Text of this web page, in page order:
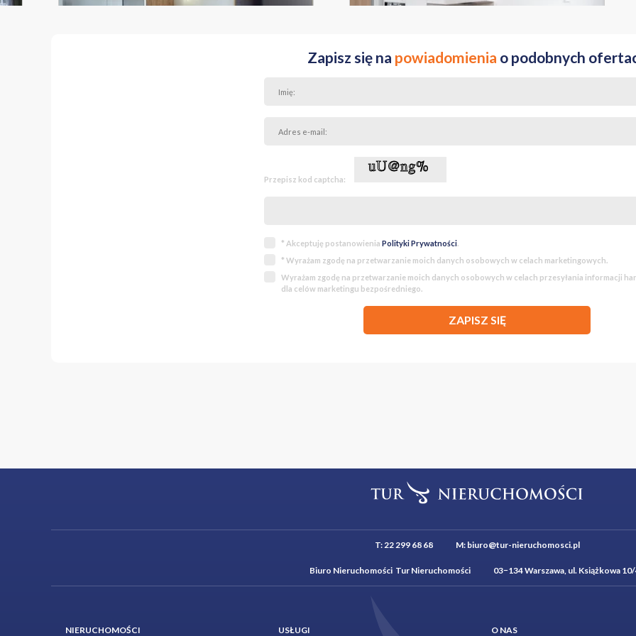
Zapisz się na powiadomienia o podobnych
Przepisz kod captcha:
* Akceptuję postanowienia Polityki Prywatności.
* Wyrażam zgodę na przetwarzanie moich danych osobowych w celach marketingowych.
Wyrażam zgodę na przetwarzanie moich danych osobowych w celach przesyłania informacji
dla celów marketingu bezpośredniego.
ZAPISZ SIĘ
T:22 299 68 68M: biuro@tur-nieruchomosci.pl
Biuro Nieruchomości Tur Nieruchomości 03−134 Warszawa, ul. Książkowa
NIERUCHOMOŚCI USŁUGI O NAS